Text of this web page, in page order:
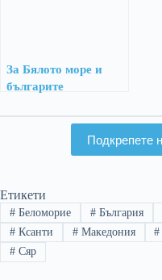
За Бялото море и
българите
Подкрепете
Етикети
#Беломорие #България
#Ксанти #Македония #
#Сяр